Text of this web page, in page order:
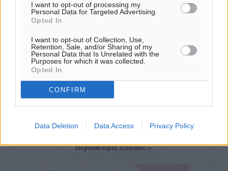
I want to opt-out of processing my
Personal Data for Targeted Advertising.
Opted In
I want to opt-out of Collection, Use,
Retention, Sale, and/or Sharing of my
Personal Data that Is Unrelated with the
Purposes for which it was collected.
Opted In
CONFIRM
Data Deletion Data Access Privacy Policy
ΚΑΕ Κολοσσός: Οι τιμές των μεμονωμένων εισιτηρίων
Χαράλαμπος Χριστοδούλου: «Το μόνο παιχνίδι που
υπάρχει, είναι το επόμενο»
Αθλητικά
Αθλητικά• πριν 2 ώρες
Ιπποκράτης: Ανακοίνωσε την Cvetanka Dimova
Περισσότερες ειδήσεις